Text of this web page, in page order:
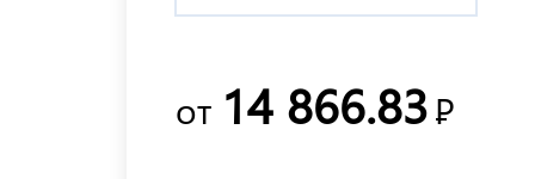
от 14 866.83Р